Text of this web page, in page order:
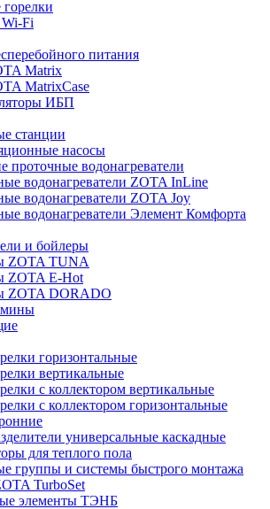
горелки
Fi
питания
Matrix
MatrixCase
ИБП
станции
насосы
проточные водонагреватели
водонагреватели ZOTA InLine
водонагреватели ZOTA Joy
водонагреватели Элемент Комфорта
и бойлеры
ZOTA TUNA
ZOTA E-Hot
ZOTA DORADO
горизонтальные
вертикальные
с коллектором вертикальные
с коллектором горизонтальные
универсальные каскадные
для теплого пола
группы и системы быстрого монтажа
TurboSet
элементы ТЭНБ